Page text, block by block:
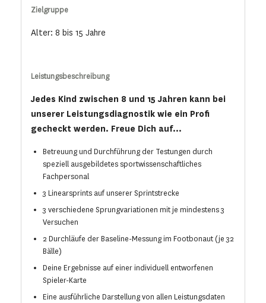
Zielgruppe
Alter: 8 bis 15 Jahre
Leistungsbeschreibung
Jedes Kind zwischen 8 und 15 Jahren kann bei
unserer Leistungsdiagnostik wie ein Profi
gecheckt werden. Freue Dich auf...
Betreuung und Durchführung der Testungen durch
speziell ausgebildetes sportwissenschaftliches
Fachpersonal
3 Linearsprints auf unserer Sprintstrecke
3 verschiedene Sprungvariationen mit je mindestens 3
Versuchen
2 Durchläufe der Baseline-Messung im Footbonaut (je 32
Bälle)
Deine Ergebnisse auf einer individuell entworfenen
Spieler-Karte
Eine ausführliche Darstellung von allen Leistungsdaten